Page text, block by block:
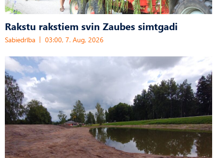
Rakstu rakstiem svin Zaubes simtgadi
Sabiedrība 03:00, 7. Aug, 2026